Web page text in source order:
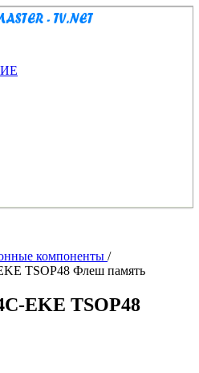
компоненты /
TSOP48 Флеш память
EKE TSOP48